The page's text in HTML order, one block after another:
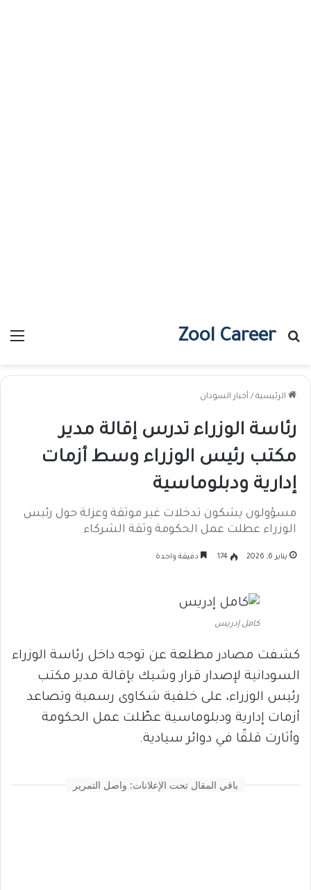
Zool Career
بحث عن
الرئيسية / أخبار السودان
رئاسة الوزراء تدرس إقالة مدير
مكتب رئيس الوزراء وسط أزمات
إدارية ودبلوماسية
مسؤولون يشكون تدخلات غير موثقة وعزلة حول رئيس
الوزراء عطلت عمل الحكومة وثقة الشركاء
يناير 6, 2026 174 دقيقة واحدة
كامل إدريس
كشفت مصادر مطلعة عن توجه داخل رئاسة الوزراء
السودانية لإصدار قرار وشيك بإقالة مدير مكتب
رئيس الوزراء، على خلفية شكاوى رسمية وتصاعد
أزمات إدارية ودبلوماسية عطّلت عمل الحكومة
وأثارت قلقًا في دوائر سيادية.
باقي المقال تحت الإعلانات: واصل التمرير